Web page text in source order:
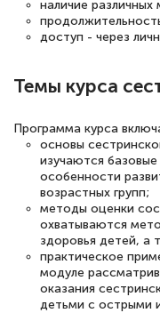
18
Выражаю
русскому
полезных
книги,
статьи.
достаточно.
аттестацию в
наличие
доступ - через
Темы курса
Программа курса
основы
изучаются
особенности
возрастных групп;
методы оценки
охватываются
здоровья детей, а
практическое
модуле
оказания
детьми с острыми